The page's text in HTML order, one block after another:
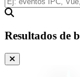
Resultados de